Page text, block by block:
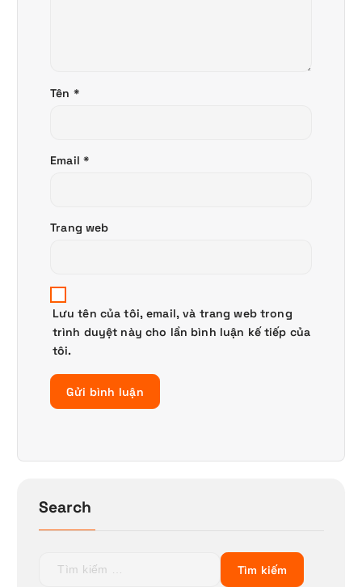
Tên *
Email *
Trang web
Lưu tên của tôi, email, và trang web trong
trình duyệt này cho lần bình luận kế tiếp của
tôi.
Search